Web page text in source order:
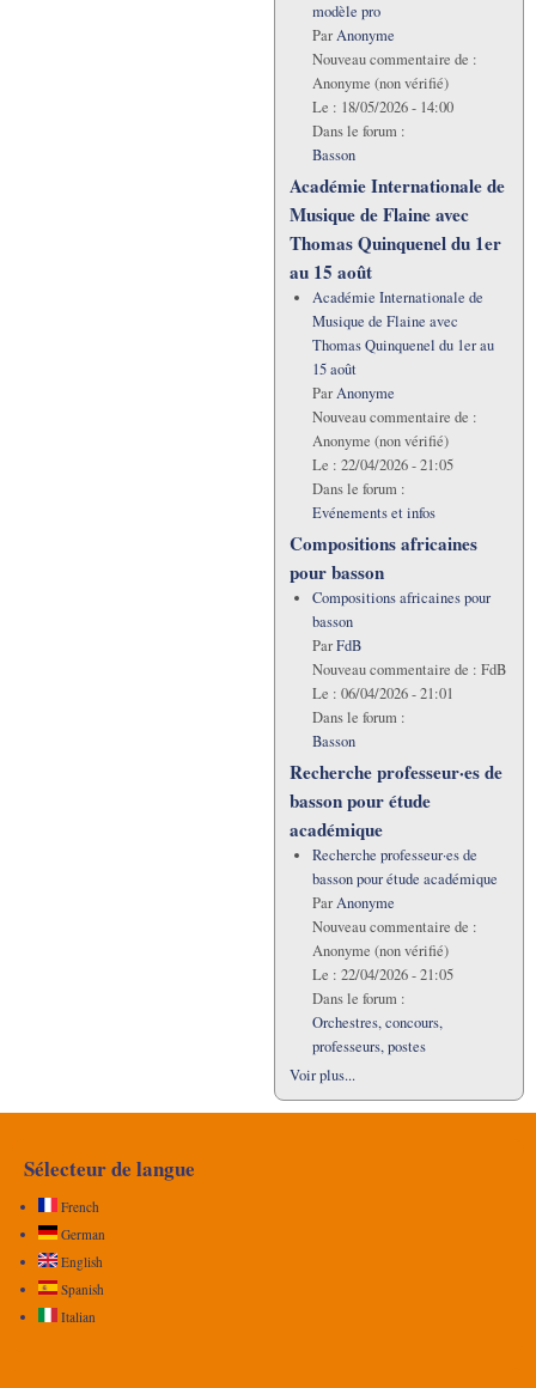
modèle pro
ParAnonyme
Nouveau commentaire de :
Anonyme (non vérifié)
Le : 18/05/2026 - 14:00
Dans le forum :
Basson
Académie Internationale de
Musique de Flaine avec
Thomas Quinquenel du 1er
au 15 août
Académie Internationale de
Musique de Flaine avec
Thomas Quinquenel du 1er au
15 août
ParAnonyme
Nouveau commentaire de :
Anonyme (non vérifié)
Le : 22/04/2026 - 21:05
Dans le forum :
Evénements et infos
Compositions africaines
pour basson
Compositions africaines pour
basson
ParFdB
Nouveau commentaire de : FdB
Le : 06/04/2026 - 21:01
Dans le forum :
Basson
Recherche professeur·es de
basson pour étude
académique
Recherche professeur·es de
basson pour étude académique
ParAnonyme
Nouveau commentaire de :
Anonyme (non vérifié)
Le : 22/04/2026 - 21:05
Dans le forum :
Orchestres, concours,
professeurs, postes
Voir plus...
Sélecteur de langue
French
German
English
Spanish
Italian